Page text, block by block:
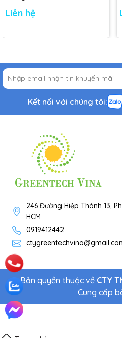
Liên hệ
Kết nối với chúng tôi:
246 Đường Hiệp Thành 13,
HCM
0919412442
Bản quyền thuộc về CTY
Cung cấp